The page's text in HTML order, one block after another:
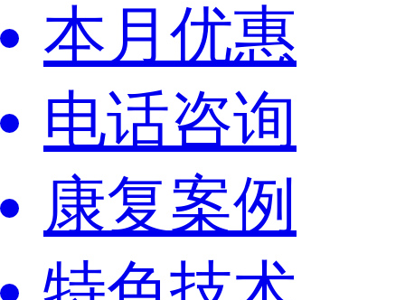
本月优惠
电话咨询
康复案例